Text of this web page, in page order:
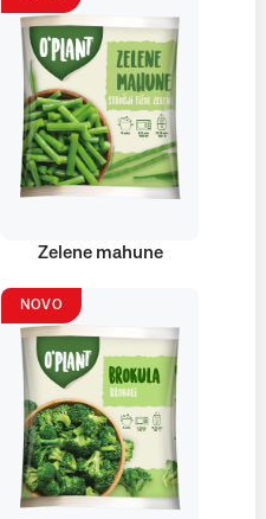
Zelene mahune
NOVO